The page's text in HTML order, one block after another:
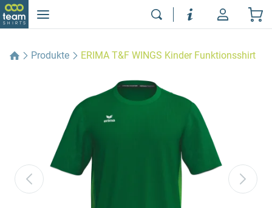
Produkte ERIMA T&F WINGS Kinder Funktionsshirt